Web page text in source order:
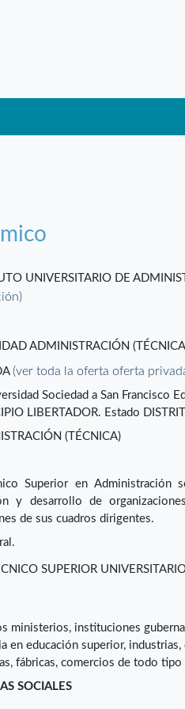
UNIVERSITARIO DE
ADMINISTRACIÓN
(ver toda la oferta oferta
Sociedad a San Francisco
LIBERTADOR. Estado
(TÉCNICA)
Superior en Administración
y desarrollo de
de sus cuadros dirigentes.
SUPERIOR
ministerios, instituciones
en educación superior,
fábricas, comercios de todo tipo
SOCIALES